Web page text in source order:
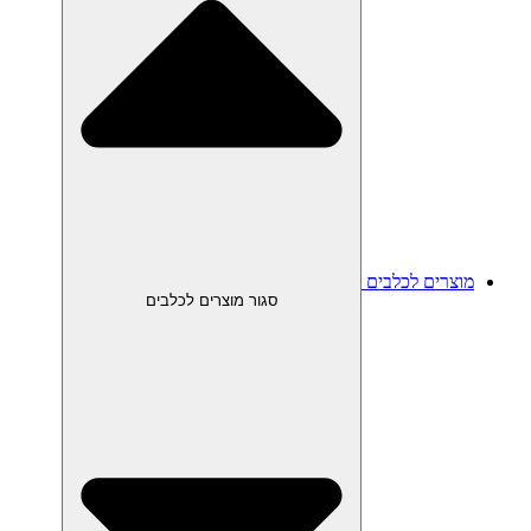
מוצרים לכלבים
סגור מוצרים לכלבים